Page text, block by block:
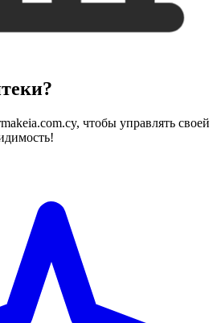
чтобы управлять своей